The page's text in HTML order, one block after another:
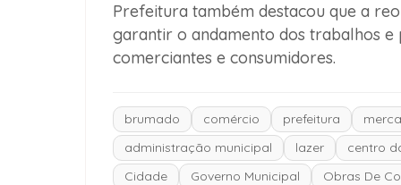
Prefeitura também destacou que a
garantir o andamento dos trabalhos
comerciantes e consumidores.
brumado comércio prefeitura
administração municipal
lazer
centro
Cidade
Governo Municipal
Obras De